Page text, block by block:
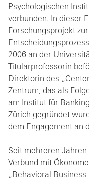
Psychologischen
verbunden. In dieser
Forschungsprojekt
2006 an der
Titularprofessorin
Direktorin des
Zentrum, das als
am Institut für
Zürich gegründet
dem Engagement an
Seit mehreren
Verbund mit
„Behavioral Business